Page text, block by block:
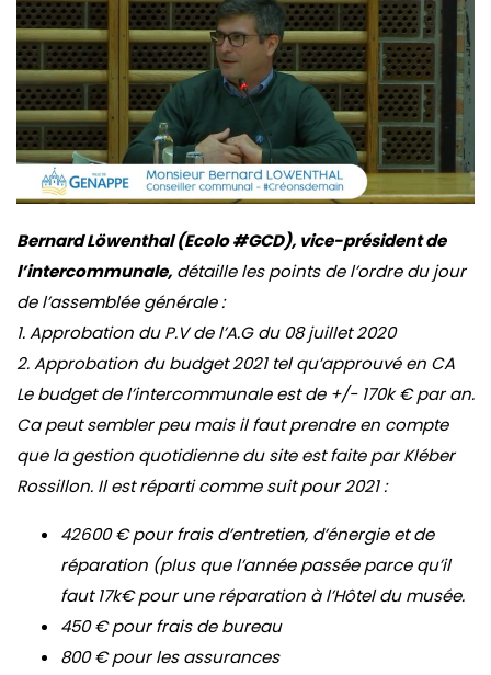
Bernard Löwenthal (Ecolo #GCD), vice-président de
l’intercommunale, détaille les points de l’ordre du jour
de l’assemblée générale :
1. Approbation du P.V de l’A.G du 08 juillet 2020
2. Approbation du budget 2021 tel qu’approuvé en CA
Le budget de l’intercommunale est de +/- 170k € par an.
Ca peut sembler peu mais il faut prendre en compte
que la gestion quotidienne du site est faite par Kléber
Rossillon. Il est réparti comme suit pour 2021 :
42600 € pour frais d’entretien, d’énergie et de
réparation (plus que l’année passée parce qu’il
faut 17k€ pour une réparation à l’Hôtel du musée.
450 € pour frais de bureau
800 € pour les assurances